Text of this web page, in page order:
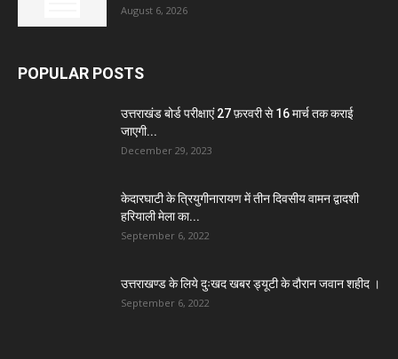
August 6, 2026
POPULAR POSTS
उत्तराखंड बोर्ड परीक्षाएं 27 फ़रवरी से 16 मार्च तक कराई
जाएगी...
December 29, 2023
केदारघाटी के त्रियुगीनारायण में तीन दिवसीय वामन द्वादशी
हरियाली मेला का...
September 6, 2022
उत्तराखण्ड के लिये दुःखद खबर ड्यूटी के दौरान जवान शहीद ।
September 6, 2022